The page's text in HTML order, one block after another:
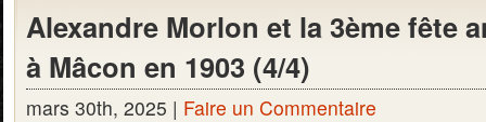
Alexandre Morlon et la 3ème fête
à Mâcon en 1903 (4/4)
mars 30th, 2025 | Faire un Commentaire